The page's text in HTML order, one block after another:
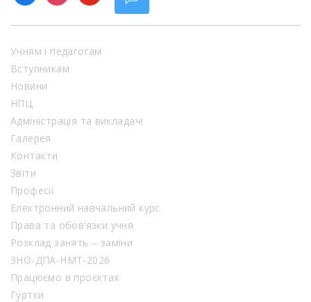
Учням і педагогам
Вступникам
Новини
НПЦ
Адміністрація та викладачі
Галерея
Контакти
Звіти
Професії
Електронний навчальний курс
Права та обов’язки учня
Розклад занять – заміни
ЗНО-ДПА-НМТ-2026
Працюємо в проєктах
Гуртки